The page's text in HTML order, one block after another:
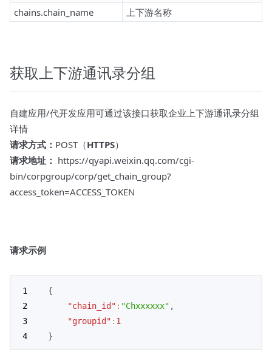
chains.chain_name
上下游名称
获取上下游通讯录分组
自建应用/代开发应用可通过该接口获取企业上下游通讯录分组
详情
请求方式： POST（HTTPS）
请求地址： https://qyapi.weixin.qq.com/cgi-
bin/corpgroup/corp/get_chain_group?
access_token=ACCESS_TOKEN
请求示例
{
"chain_id" : "Chxxxxxx" ,
"groupid" : 1
}